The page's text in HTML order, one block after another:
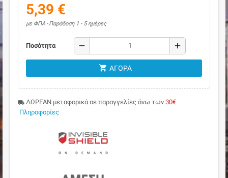
5,39 €
με ΦΠΑ Παράδοση 1 - 5 ημέρες
Ποσότητα remove add
shopping_cart ΑΓΟΡΆ
local_shipping ΔΩΡΕΑΝ μεταφορικά σε παραγγελίες άνω των 30€
Πληροφορίες